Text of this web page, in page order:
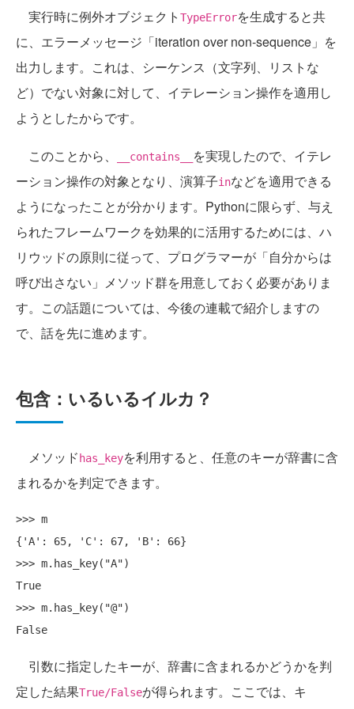
実行時に例外オブジェクト TypeErrorを生成すると共
に、エラーメッセージ「iteration over non-sequence」を
出力します。これは、シーケンス（文字列、リストな
ど）でない対象に対して、イテレーション操作を適用し
ようとしたからです。
このことから、 __contains__
を実現したので、イテレ
ーション操作の対象となり、演算子inなどを適用できる
ようになったことが分かります。Pythonに限らず、与え
られたフレームワークを効果的に活用するためには、ハ
リウッドの原則に従って、プログラマーが「自分からは
呼び出さない」メソッド群を用意しておく必要がありま
す。この話題については、今後の連載で紹介しますの
で、話を先に進めます。
包含：いるいるイルカ？
メソッド has_keyを利用すると、任意のキーが辞書に含
まれるかを判定できます。
>>> m
{'A': 65, 'C': 67, 'B': 66}
>>> m.has_key("A")
True
>>> m.has_key("@")
引数に指定したキーが、辞書に含まれるかどうかを判
定した結果True/Falseが得られます。ここでは、キ